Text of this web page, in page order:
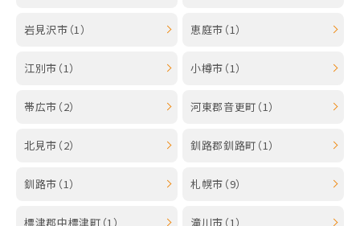
岩見沢市（1） 恵庭市（1）
江別市（1） 小樽市（1）
帯広市（2） 河東郡音更町（1）
北見市（2） 釧路郡釧路町（1）
釧路市（1） 札幌市（9）
標津郡中標津町（1） 滝川市（1）